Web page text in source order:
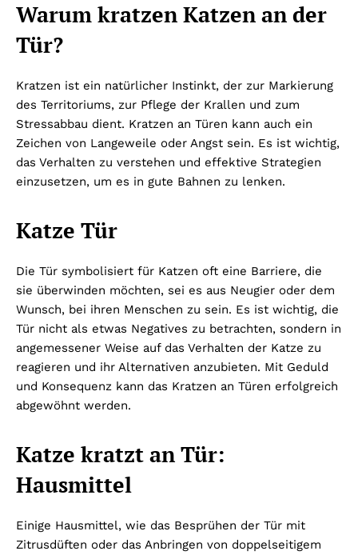
Warum kratzen Katzen an der
Tür?
Kratzen ist ein natürlicher Instinkt, der zur Markierung
des Territoriums, zur Pflege der Krallen und zum
Stressabbau dient. Kratzen an Türen kann auch ein
Zeichen von Langeweile oder Angst sein. Es ist wichtig,
das Verhalten zu verstehen und effektive Strategien
einzusetzen, um es in gute Bahnen zu lenken.
Katze Tür
Die Tür symbolisiert für Katzen oft eine Barriere, die
sie überwinden möchten, sei es aus Neugier oder dem
Wunsch, bei ihren Menschen zu sein. Es ist wichtig, die
Tür nicht als etwas Negatives zu betrachten, sondern in
angemessener Weise auf das Verhalten der Katze zu
reagieren und ihr Alternativen anzubieten. Mit Geduld
und Konsequenz kann das Kratzen an Türen erfolgreich
abgewöhnt werden.
Katze kratzt an Tür:
Hausmittel
Einige Hausmittel, wie das Besprühen der Tür mit
Zitrusdüften oder das Anbringen von doppelseitigem